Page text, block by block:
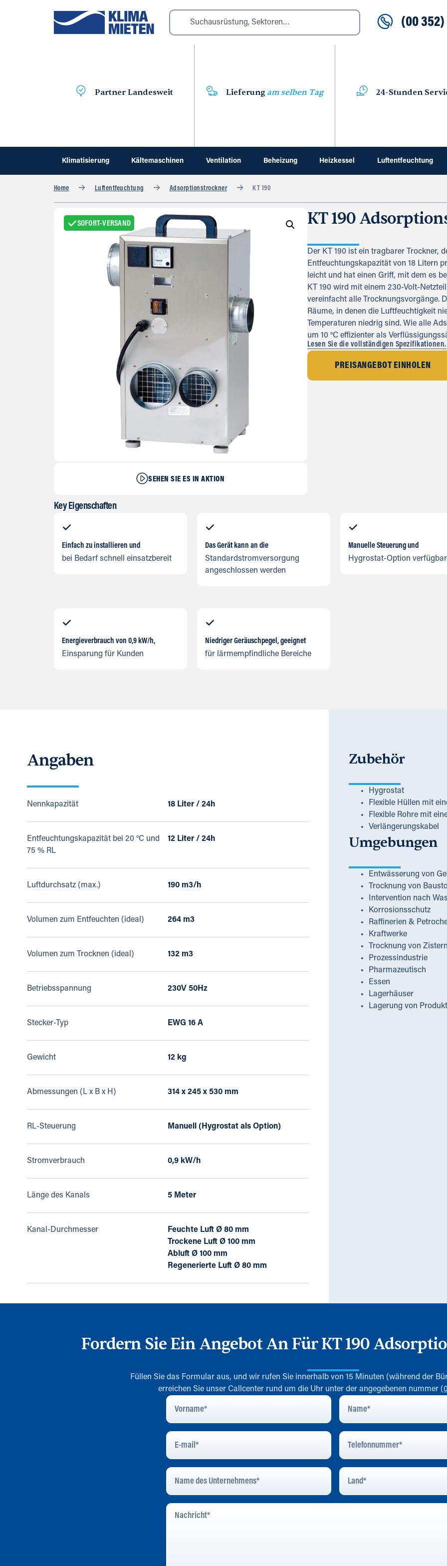
(00 352)
Partner Landesweit Lieferung am selben Tag 24-Stunden
Klimatisierung Kältemaschinen Ventilation Beheizung Heizkessel Luftentfeuchtung
Home Luftentfeuchtung Adsorptionstrockner KT 190
SOFORT-VERSAND
SEHEN SIE ES IN AKTION
KT 190
Der KT 190 ist ein tragbarer Trockner,
Entfeuchtungskapazität von 18 Litern
leicht und hat einen Griff, mit dem es
KT 190 wird mit einem 230-Volt-
vereinfacht alle Trocknungsvorgänge.
Räume, in denen die Luftfeuchtigkeit
Temperaturen niedrig sind. Wie alle
um 10 °C effizienter als
Lesen Sie die vollständigen Spezifikationen.
PREISANGEBOT EINHOLEN
Key Eigenschaften
Einfach zu installieren und
bei Bedarf schnell einsatzbereit
Das Gerät kann an die
Standardstromversorgung
angeschlossen werden
Manuelle Steuerung und
Hygrostat-Option verfügbar
Energieverbrauch von 0,9 kW/h,
Einsparung für Kunden
Niedriger Geräuschpegel, geeignet
für lärmempfindliche Bereiche
Angaben
Nennkapazität 18 Liter / 24h
Entfeuchtungskapazität bei 20 °C und
75 % RL
12 Liter / 24h
Luftdurchsatz (max.) 190 m3/h
Volumen zum Entfeuchten (ideal) 264 m3
Volumen zum Trocknen (ideal) 132 m3
Betriebsspannung 230V 50Hz
Stecker-Typ EWG 16 A
Gewicht 12 kg
Abmessungen (L x B x H) 314 x 245 x 530 mm
RL-Steuerung Manuell (Hygrostat als Option)
Stromverbrauch 0,9 kW/h
Länge des Kanals 5 Meter
Kanal-Durchmesser
Feuchte Luft Ø 80 mm
Trockene Luft Ø 100 mm
Abluft Ø 100 mm
Regenerierte Luft Ø 80 mm
Zubehör
Hygrostat
Flexible Hüllen mit
Flexible Rohre mit
Verlängerungskabel
Umgebungen
Entwässerung von
Trocknung von
Intervention nach
Korrosionsschutz
Raffinerien &
Kraftwerke
Trocknung von
Prozessindustrie
Pharmazeutisch
Essen
Lagerhäuser
Lagerung von
Fordern Sie Ein Angebot An Für KT 190
Füllen Sie das Formular aus, und wir rufen Sie innerhalb von 15 Minuten (während der
erreichen Sie unser Callcenter rund um die Uhr unter der angegebenen nummer
Vorname Name
E-
Mail*
Telefonnummer
Name
Des
Unternehmens
Land
Nachricht